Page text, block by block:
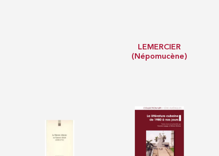
LEMERCIER
(Népomucène)